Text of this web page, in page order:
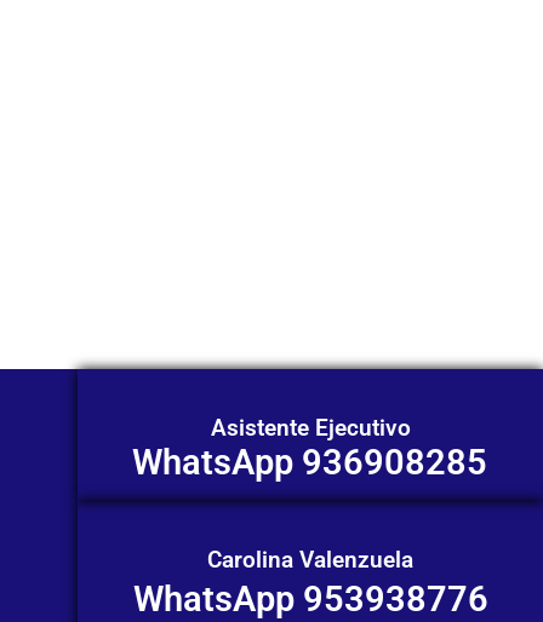
Asistente Ejecutivo
WhatsApp 936908285
Carolina Valenzuela
WhatsApp 953938776